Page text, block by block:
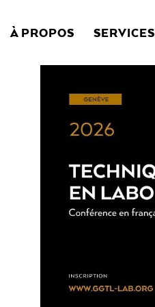
À PROPOS SERVICES